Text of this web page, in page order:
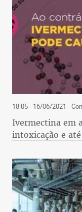
18:05 - 16/06/2021 -
Ivermectina em
intoxicação e